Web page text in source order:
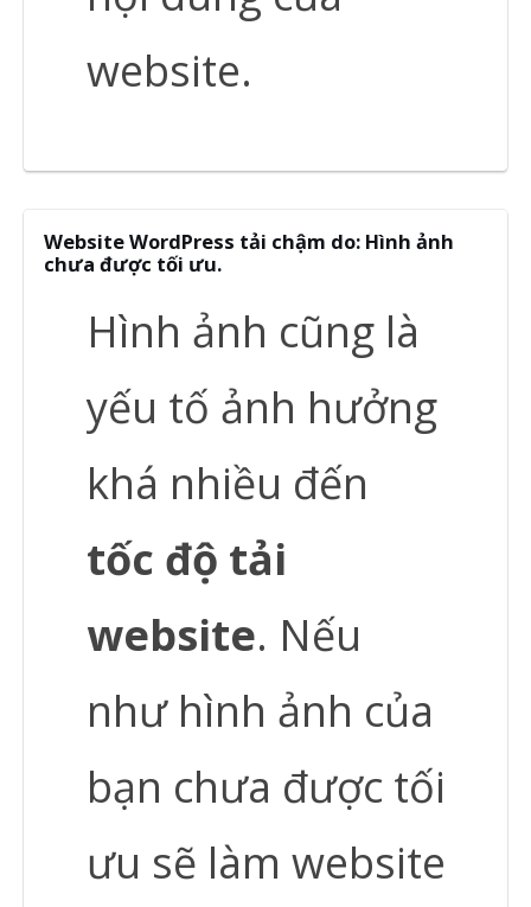
website.
Website WordPress tải chậm do: Hình ảnh
chưa được tối ưu.
Hình ảnh cũng là
yếu tố ảnh hưởng
khá nhiều đến
tốc độ tải
website. Nếu
như hình ảnh của
bạn chưa được tối
ưu sẽ làm website